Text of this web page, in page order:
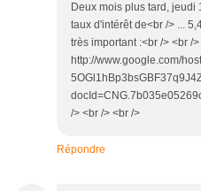
Deux mois plus tard, jeudi
taux d'intérêt de<br /> ...
très important :<br /> <br />
http://www.google.com/
/> <br /> <br />
Répondre